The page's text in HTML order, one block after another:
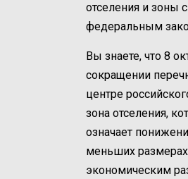
отселения и зоны
федеральным
Вы знаете, что 8
сокращении
центре
зона отселения,
означает
меньших
экономическим